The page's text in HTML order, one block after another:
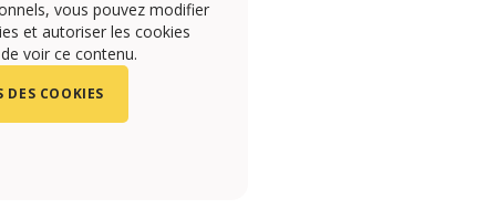
vous pouvez modifier
et autoriser les cookies
voir ce contenu.
DES COOKIES